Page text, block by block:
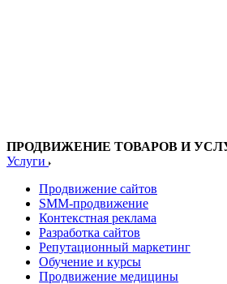
ПРОДВИЖЕНИЕ ТОВАРОВ И
Услуги
Продвижение сайтов
SMM-продвижение
Контекстная реклама
Разработка сайтов
Репутационный маркетинг
Обучение и курсы
Продвижение медицины